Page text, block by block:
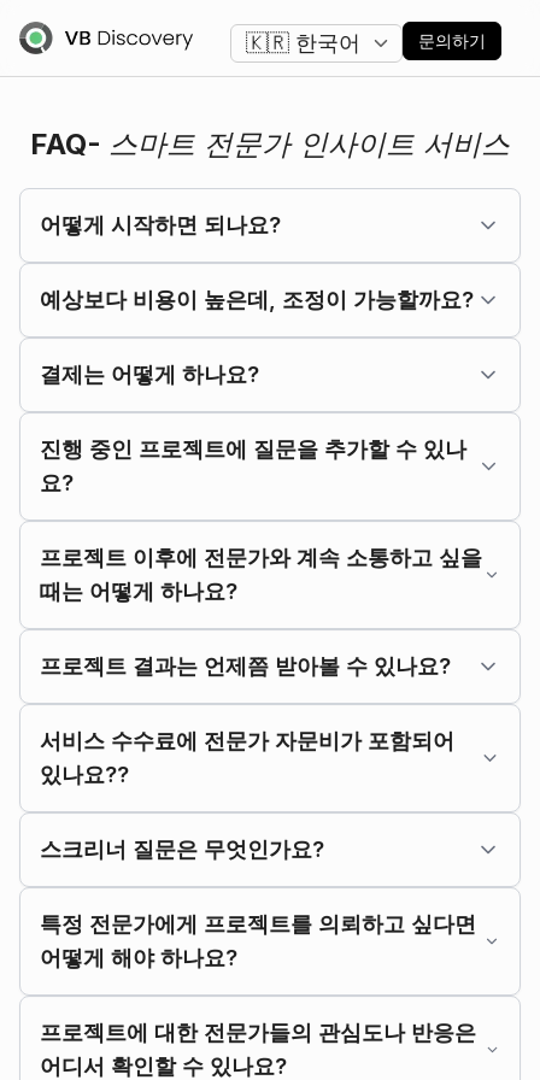
언어 변경
문의하기
FAQ- 스마트 전문가 인사이트 서비스
어떻게 시작하면 되나요?
예상보다 비용이 높은데, 조정이 가능할까요?
결제는 어떻게 하나요?
진행 중인 프로젝트에 질문을 추가할 수 있나
요?
프로젝트 이후에 전문가와 계속 소통하고 싶을
때는 어떻게 하나요?
프로젝트 결과는 언제쯤 받아볼 수 있나요?
서비스 수수료에 전문가 자문비가 포함되어
있나요??
스크리너 질문은 무엇인가요?
특정 전문가에게 프로젝트를 의뢰하고 싶다면
어떻게 해야 하나요?
프로젝트에 대한 전문가들의 관심도나 반응은
어디서 확인할 수 있나요?